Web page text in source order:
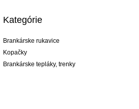
Kategórie
Brankárske rukavice
Kopačky
Brankárske tepláky, trenky